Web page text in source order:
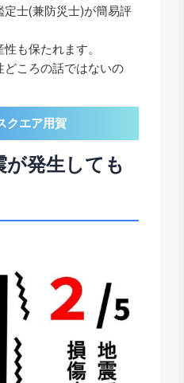
士(兼防災士)が簡易評
も保たれます。
ころの話ではないの
クエア用賀
が発生しても